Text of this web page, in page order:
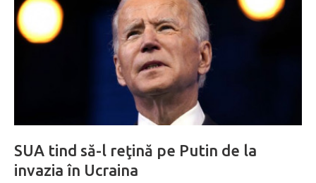
SUA tind să-l reţină pe Putin de la
invazia în Ucraina